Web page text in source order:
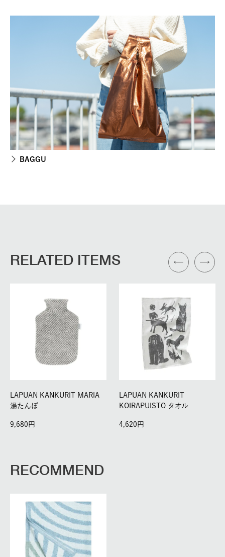
BAGGU
RELATED ITEMS
LAPUAN KANKURIT MARIA
湯たんぽ
9,680
LAPUAN KANKURIT
KOIRAPUISTO タオル
4,620
RECOMMEND